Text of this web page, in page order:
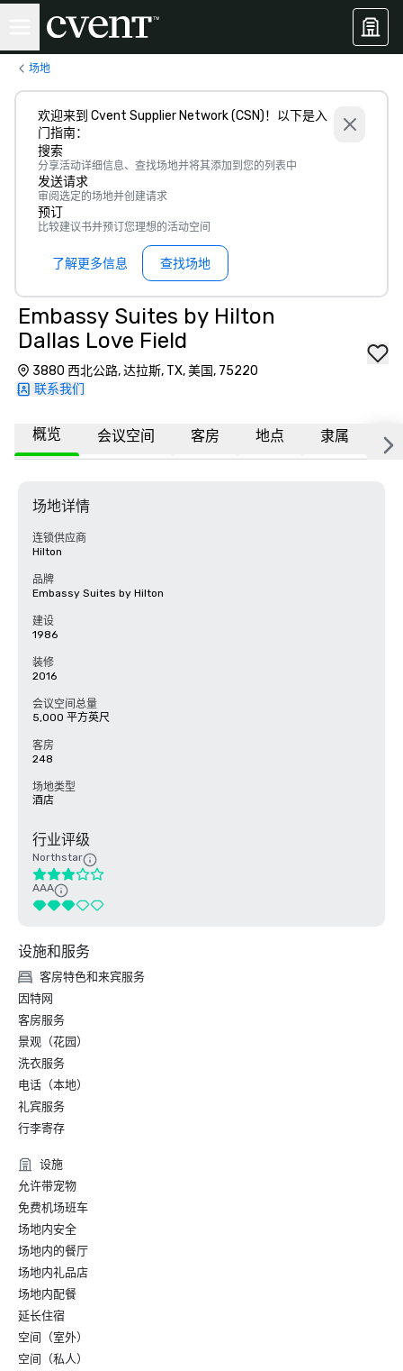
场地
欢迎来到 Cvent Supplier Network (CSN)！以下是入
门指南：
搜索
分享活动详细信息、查找场地并将其添加到您的列表中
发送请求
审阅选定的场地并创建请求
预订
比较建议书并预订您理想的活动空间
了解更多信息 查找场地
Embassy Suites by Hilton
Dallas Love Field
3880 西北公路, 达拉斯, TX, 美国, 75220
联系我们
概览 会议空间 客房 地点 隶属 更
场地详情
连锁供应商
Hilton
品牌
Embassy Suites by Hilton
建设
1986
装修
2016
会议空间总量
5,000 平方英尺
客房
248
场地类型
酒店
行业评级
Northstar
AAA
设施和服务
客房特色和来宾服务
因特网
客房服务
景观（花园）
洗衣服务
电话（本地）
礼宾服务
行李寄存
设施
允许带宠物
免费机场班车
场地内安全
场地内的餐厅
场地内礼品店
场地内配餐
延长住宿
空间（室外）
空间（私人）